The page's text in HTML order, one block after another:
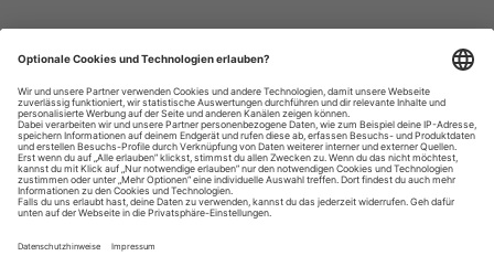
Datenschutzhinweise
Impressum
Privatsphäre-Einstellungen